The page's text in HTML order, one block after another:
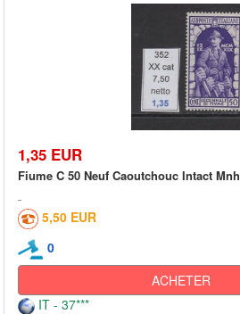
1,35 EUR
Fiume C 50 Neuf Caoutchouc Intact Mnh
5,50 EUR
0
ACHETER
IT - 37***